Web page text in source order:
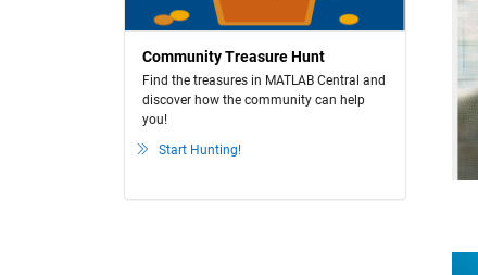
Community Treasure Hunt
Find the treasures in MATLAB Central and
discover how the community can help
you!
Start Hunting!